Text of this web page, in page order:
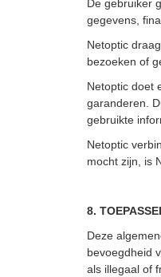
De gebruiker
gegevens,
Netoptic
bezoeken of
Netoptic doet
garanderen.
gebruikte
Netoptic
mocht zijn, is
8.
Deze
bevoegdheid
als illegaal of